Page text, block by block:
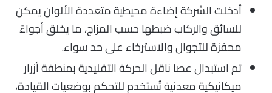
أدخلت الشركة إضاءة محيطية متعددة الألوان يمكن
للسائق والركاب ضبطها حسب المزاج، ما يخلق أجواءً
محفزة للتجوال والاسترخاء على حد سواء.
تم استبدال عصا ناقل الحركة التقليدية بمنطقة أزرار
ميكانيكية معدنية تُستخدم للتحكم بوضعيات القيادة،